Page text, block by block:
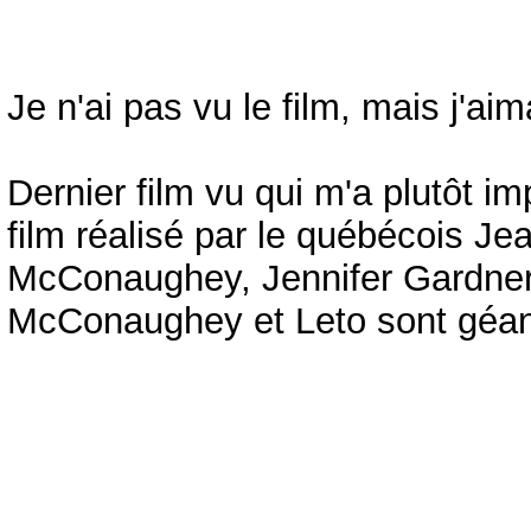
Je n'ai pas vu le film, mais
Dernier film vu qui m'a plutôt
film réalisé par le québécois
McConaughey, Jennifer
McConaughey et Leto sont